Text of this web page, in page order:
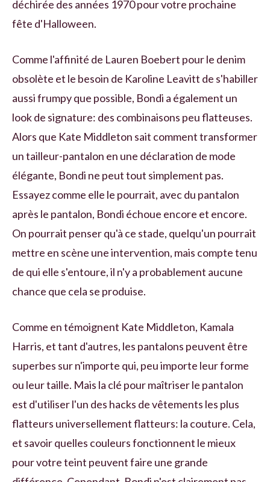
déchirée des années 1970 pour votre prochaine
fête d'Halloween.
Comme l'affinité de Lauren Boebert pour le denim
obsolète et le besoin de Karoline Leavitt de s'habiller
aussi frumpy que possible, Bondi a également un
look de signature: des combinaisons peu flatteuses.
Alors que Kate Middleton sait comment transformer
un tailleur-pantalon en une déclaration de mode
élégante, Bondi ne peut tout simplement pas.
Essayez comme elle le pourrait, avec du pantalon
après le pantalon, Bondi échoue encore et encore.
On pourrait penser qu'à ce stade, quelqu'un pourrait
mettre en scène une intervention, mais compte tenu
de qui elle s'entoure, il n'y a probablement aucune
chance que cela se produise.
Comme en témoignent Kate Middleton, Kamala
Harris, et tant d'autres, les pantalons peuvent être
superbes sur n'importe qui, peu importe leur forme
ou leur taille. Mais la clé pour maîtriser le pantalon
est d'utiliser l'un des hacks de vêtements les plus
flatteurs universellement flatteurs: la couture. Cela,
et savoir quelles couleurs fonctionnent le mieux
pour votre teint peuvent faire une grande